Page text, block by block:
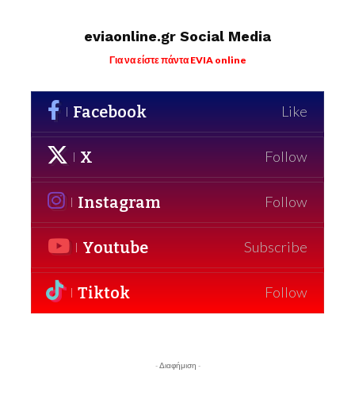
eviaonline.gr Social Media
Για να είστε πάντα EVIA online
Facebook Like
X Follow
Instagram Follow
Youtube Subscribe
Tiktok Follow
- Διαφήμιση -